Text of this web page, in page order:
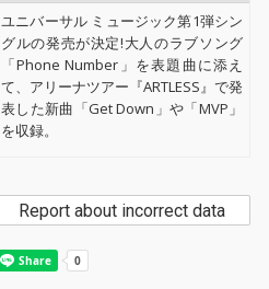
ユニバーサル ミュージック第1弾シン
グルの発売が決定!大人のラブソング
「Phone Number」を表題曲に添え
て、アリーナツアー『ARTLESS』で発
表した新曲「Get Down」や「MVP」
を収録。
Report about incorrect data